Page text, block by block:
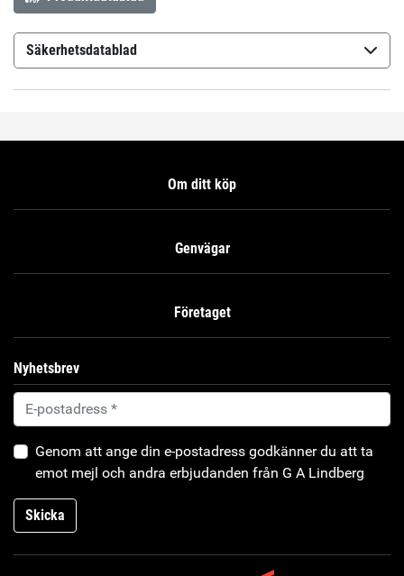
Säkerhetsdatablad
Mobilgard HSD 15W-40 CI-4 (sv-SE)
Om ditt köp
Genvägar
Företaget
Nyhetsbrev
Genom att ange din e-postadress godkänner du att ta
emot mejl och andra erbjudanden från G A Lindberg
Skicka